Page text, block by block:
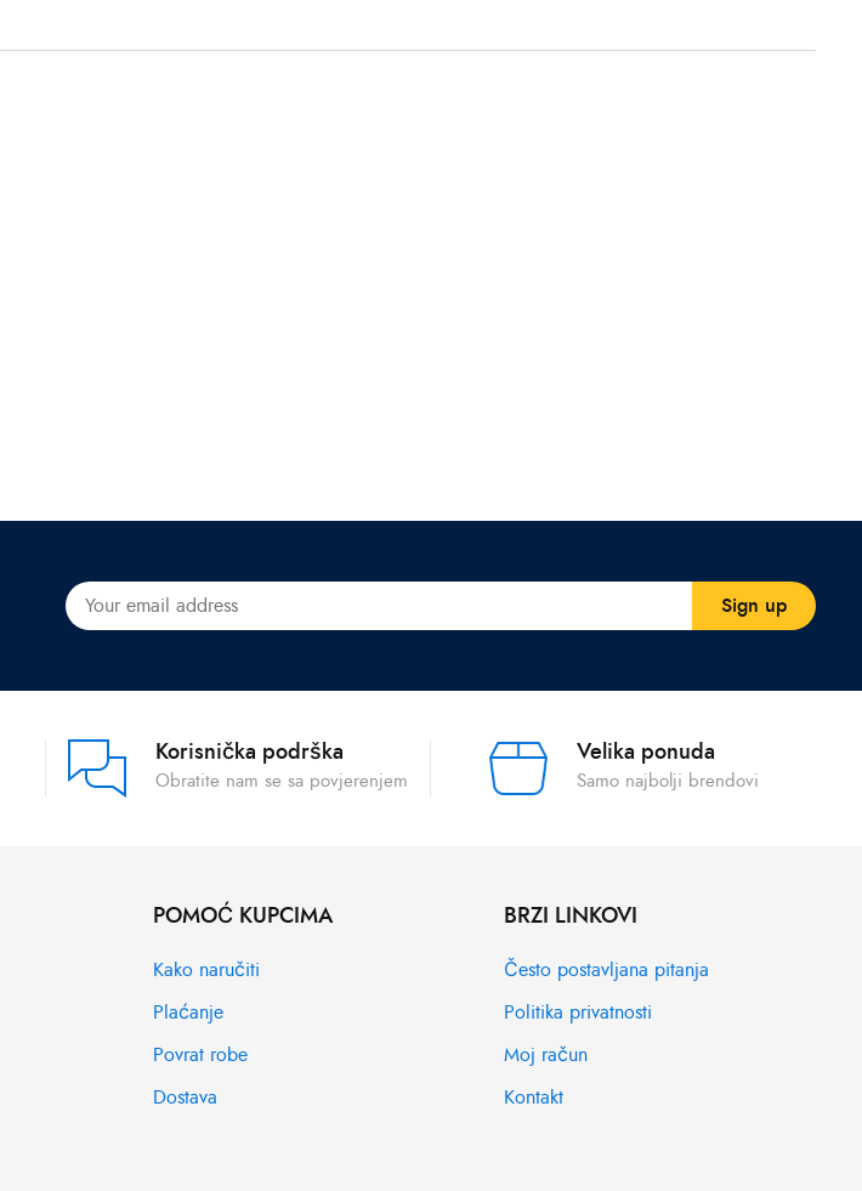
Korisnička podrška
Obratite nam se sa povjerenjem
Velika ponuda
Samo najbolji brendovi
POMOĆ KUPCIMA
Kako naručiti
Plaćanje
Povrat robe
Dostava
BRZI LINKOVI
Često postavljana pitanja
Politika privatnosti
Moj račun
Kontakt